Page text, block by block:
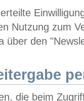
Nutzung zum
über den
die beim